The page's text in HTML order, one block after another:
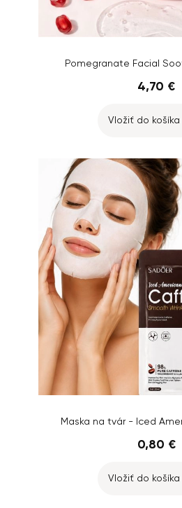
Pomegranate Facial
4,70 €
Vložiť do košíka
Maska na tvár - Iced
0,80 €
Vložiť do košíka